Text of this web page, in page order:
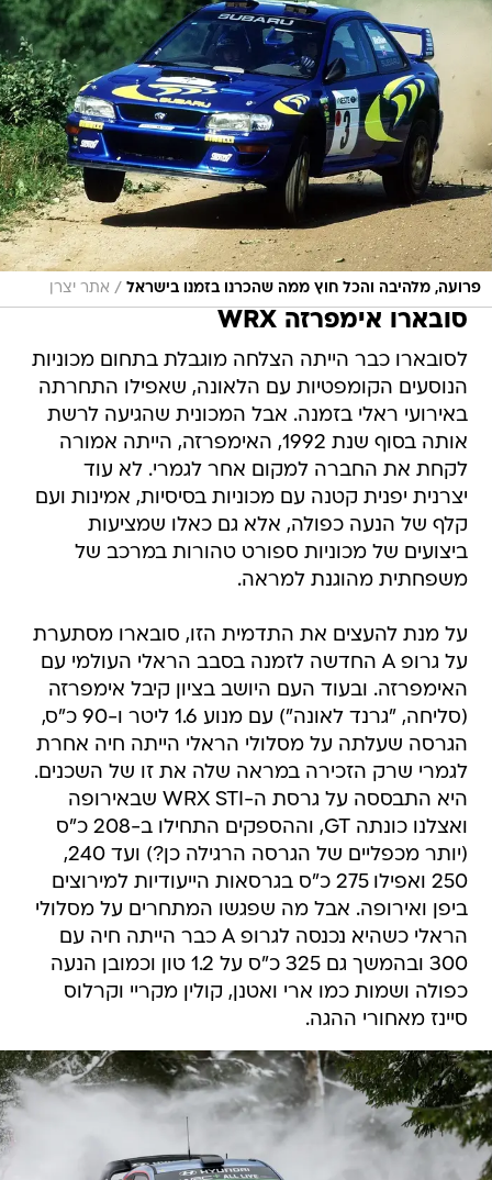
פרועה, מלהיבה והכל חוץ ממה שהכרנו בזמנו בישראל / אתר יצרן
סובארו אימפרזה WRX
לסובארו כבר הייתה הצלחה מוגבלת בתחום מכוניות
הנוסעים הקומפטיות עם הלאונה, שאפילו התחרתה
באירועי ראלי בזמנה. אבל המכונית שהגיעה לרשת
אותה בסוף שנת 1992, האימפרזה, הייתה אמורה
לקחת את החברה למקום אחר לגמרי. לא עוד
יצרנית יפנית קטנה עם מכוניות בסיסיות, אמינות ועם
קלף של הנעה כפולה, אלא גם כאלו שמציעות
ביצועים של מכוניות ספורט טהורות במרכב של
משפחתית מהוגנת למראה.
על מנת להעצים את התדמית הזו, סובארו מסתערת
על גרופ A החדשה לזמנה בסבב הראלי העולמי עם
האימפרזה. ובעוד העם היושב בציון קיבל אימפרזה
(סליחה, "גרנד לאונה") עם מנוע 1.6 ליטר ו-90 כ"ס,
הגרסה שעלתה על מסלולי הראלי הייתה חיה אחרת
לגמרי שרק הזכירה במראה שלה את זו של השכנים.
היא התבססה על גרסת ה-WRX STI שבאירופה
ואצלנו כונתה GT, וההספקים התחילו ב-208 כ"ס
(יותר מכפליים של הגרסה הרגילה כן?) ועד 240,
250 ואפילו 275 כ"ס בגרסאות הייעודיות למירוצים
ביפן ואירופה. אבל מה שפגשו המתחרים על מסלולי
הראלי כשהיא נכנסה לגרופ A כבר הייתה חיה עם
300 ובהמשך גם 325 כ"ס על 1.2 טון וכמובן הנעה
כפולה ושמות כמו ארי ואטנן, קולין מקריי וקרלוס
סיינז מאחורי ההגה.